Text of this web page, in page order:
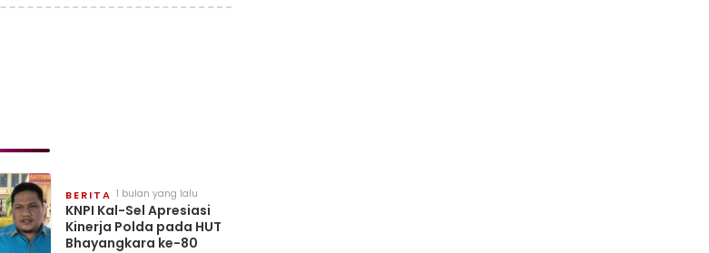
BERITA 1 bulan yang lalu
KNPI Kal-Sel Apresiasi
Kinerja Polda pada HUT
Bhayangkara ke-80